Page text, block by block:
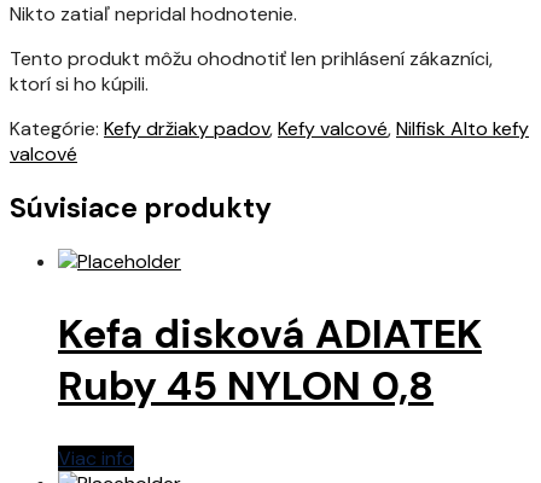
Nikto zatiaľ nepridal hodnotenie.
Tento produkt môžu ohodnotiť len prihlásení zákazníci,
ktorí si ho kúpili.
Kategórie: Kefy držiaky padov,Kefy valcové,Nilfisk Alto kefy
valcové
Súvisiace produkty
Kefa disková ADIATEK
Ruby 45 NYLON 0,8
Viac info